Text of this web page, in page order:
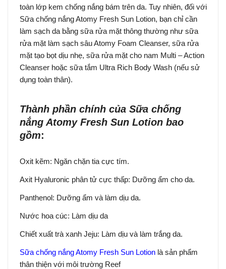
toàn lớp kem chống nắng bám trên da. Tuy nhiên, đối với
Sữa chống nắng Atomy Fresh Sun Lotion, bạn chỉ cần
làm sạch da bằng sữa rửa mặt thông thường như sữa
rửa mặt làm sạch sâu Atomy Foam Cleanser, sữa rửa
mặt tạo bọt dịu nhẹ, sữa rửa mặt cho nam Multi – Action
Cleanser hoặc sữa tắm Ultra Rich Body Wash (nếu sử
dụng toàn thân).
Thành phần chính của Sữa chống
nắng Atomy Fresh Sun Lotion bao
gồm:
Oxit kẽm: Ngăn chặn tia cực tím.
Axit Hyaluronic phân tử cực thấp: Dưỡng ẩm cho da.
Panthenol: Dưỡng ẩm và làm dịu da.
Nước hoa cúc: Làm dịu da
Chiết xuất trà xanh Jeju: Làm dịu và làm trắng da.
Sữa chống nắng Atomy Fresh Sun Lotionlà sản phẩm
thân thiện với môi trường Reef